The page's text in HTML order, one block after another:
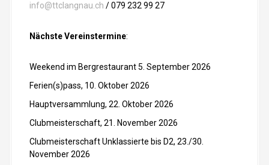
info@ttclangnau.ch / 079 232 99 27
Nächste Vereinstermine:
Weekend im Bergrestaurant 5. September 2026
Ferien(s)pass, 10. Oktober 2026
Hauptversammlung, 22. Oktober 2026
Clubmeisterschaft, 21. November 2026
Clubmeisterschaft Unklassierte bis D2, 23./30.
November 2026